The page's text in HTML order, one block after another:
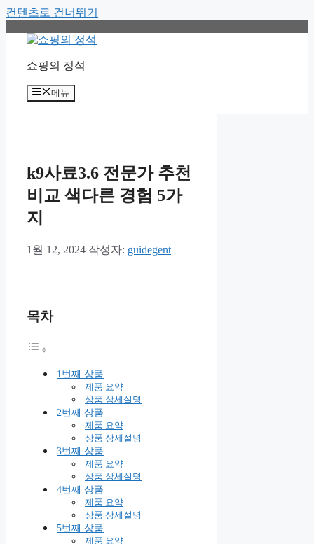
컨텐츠로 건너뛰기
쇼핑의 정석
메뉴
k9사료3.6 전문가 추천
비교 색다른 경험 5가
지
1월 12, 2024 작성자: guidegent
목차
1번째 상품
제품 요약
상품 상세설명
2번째 상품
제품 요약
상품 상세설명
3번째 상품
제품 요약
상품 상세설명
4번째 상품
제품 요약
상품 상세설명
5번째 상품
제품 요약